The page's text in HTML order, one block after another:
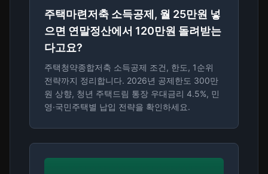
주택마련저축 소득공제, 월 25만원 넣
으면 연말정산에서 120만원 돌려받는
다고요?
주택청약종합저축 소득공제 조건, 한도, 1순위
전략까지 정리합니다. 2026년 공제한도 300만
원 상향, 청년 주택드림 통장 우대금리 4.5%, 민
영·국민주택별 납입 전략을 확인하세요.